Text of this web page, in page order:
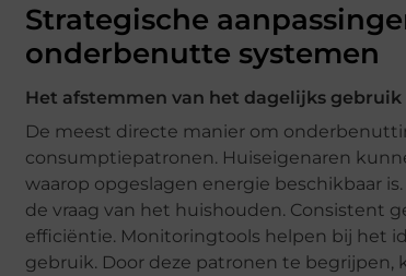
Strategische
onderbenutte systemen
Het afstemmen van het dagelijks
De meest directe manier om
consumptiepatronen. Huiseigenaren
waarop opgeslagen energie beschikbaar
de vraag van het huishouden. Consistent
efficiëntie. Monitoringtools helpen bij het
gebruik. Door deze patronen te